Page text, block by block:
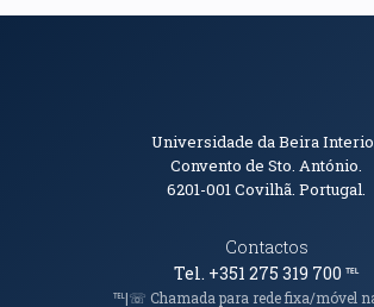
Informações de
Universidade da Beira
Convento de Sto. António.
6201-001Covilhã. Portugal.
Contactos
Tel. +351 275 319 700℡
℡|☏ Chamada para rede fixa/móvel